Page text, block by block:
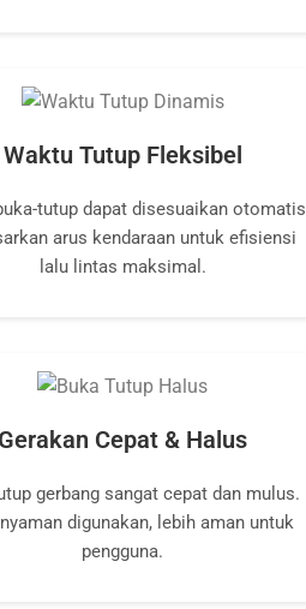
Waktu Tutup Fleksibel
tutup dapat disesuaikan otomatis
arus kendaraan untuk efisiensi
lalu lintas maksimal.
Gerakan Cepat & Halus
gerbang sangat cepat dan mulus.
digunakan, lebih aman untuk
pengguna.